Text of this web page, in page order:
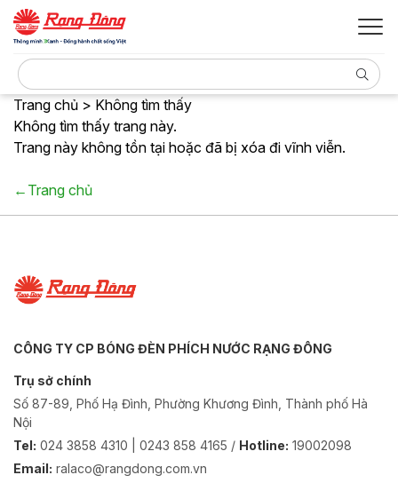
Trang chủ > Không tìm thấy
Không tìm thấy trang này.
Trang này không tồn tại hoặc đã bị xóa đi vĩnh viễn.
←Trang chủ
CÔNG TY CP BÓNG ĐÈN PHÍCH NƯỚC RẠNG ĐÔNG
Trụ sở chính
Số 87-89, Phố Hạ Đình, Phường Khương Đình, Thành phố Hà
Nội
Tel: 024 3858 4310 | 0243 858 4165 / Hotline: 19002098
Email: ralaco@rangdong.com.vn